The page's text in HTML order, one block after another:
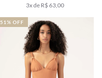
3x de R$ 63,00
51% OFF